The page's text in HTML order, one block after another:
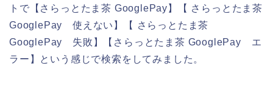
トで【さらっとたま茶 GooglePay】【 さらっとたま茶
GooglePay 使えない】【 さらっとたま茶
GooglePay 失敗】【さらっとたま茶 GooglePay エ
ラー】という感じで検索をしてみました。